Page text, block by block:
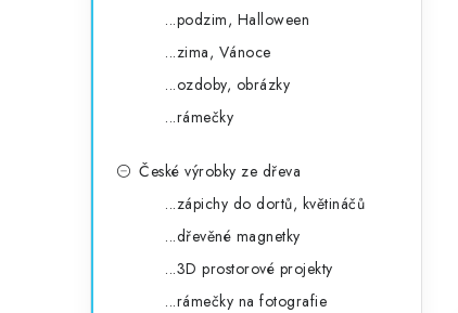
...podzim, Halloween
...zima, Vánoce
...ozdoby, obrázky
...rámečky
České výrobky ze dřeva
...zápichy do dortů, květináčů
...dřevěné magnetky
...3D prostorové projekty
...rámečky na fotografie